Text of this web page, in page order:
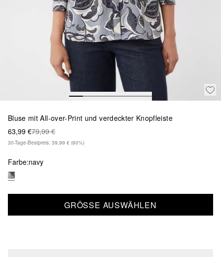
Bluse mit All-over-Print und verdeckter Knopfleiste
63,99 €79,99 €
30-Tage-Bestpreis: 39,99 € (60%)
Farbe:navy
GRÖSSE AUSWÄHLEN